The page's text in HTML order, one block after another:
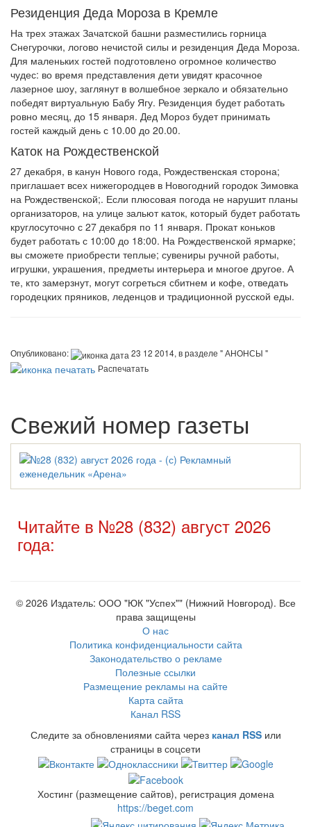
Резиденция Деда Мороза в Кремле
На трех этажах Зачатской башни разместились горница
Снегурочки, логово нечистой силы и резиденция Деда Мороза.
Для маленьких гостей подготовлено огромное количество
чудес: во время представления дети увидят красочное
лазерное шоу, заглянут в волшебное зеркало и обязательно
победят виртуальную Бабу Ягу. Резиденция будет работать
ровно месяц, до 15 января. Дед Мороз будет принимать
гостей каждый день с 10.00 до 20.00.
Каток на Рождественской
27 декабря, в канун Нового года, Рождественская сторона;
приглашает всех нижегородцев в Новогодний городок Зимовка
на Рождественской;. Если плюсовая погода не нарушит планы
организаторов, на улице зальют каток, который будет работать
круглосуточно с 27 декабря по 11 января. Прокат коньков
будет работать с 10:00 до 18:00. На Рождественской ярмарке;
вы сможете приобрести теплые; сувениры ручной работы,
игрушки, украшения, предметы интерьера и многое другое. А
те, кто замерзнут, могут согреться сбитнем и кофе, отведать
городецких пряников, леденцов и традиционной русской еды.
Опубликовано:
23 12 2014, в разделе " АНОНСЫ "
Распечатать
Свежий номер газеты
Читайте в №28 (832) август 2026
года:
© 2026 Издатель: ООО "ЮК "Успех"" (Нижний Новгород). Все
права защищены
О нас
Политика конфиденциальности сайта
Законодательство о рекламе
Полезные ссылки
Размещение рекламы на сайте
Карта сайта
Канал RSS
Следите за обновлениями сайта через канал RSSили
страницы в соцсети
Хостинг (размещение сайтов), регистрация домена
https://beget.com